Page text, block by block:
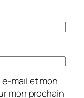
mail et mon
mon prochain